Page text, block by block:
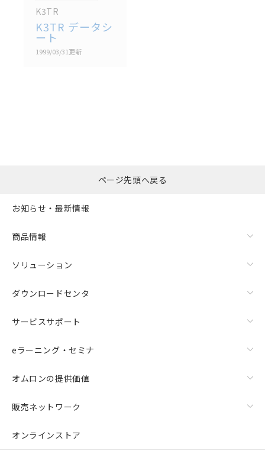
K3TR
K3TR データシ
ート
1999/03/31更新
括ダウンロード
ページ先頭へ戻る
お知らせ・最新情報
商品情報
ソリューション
ダウンロードセンタ
サービスサポート
eラーニング・セミナ
オムロンの提供価値
販売ネットワーク
オンラインストア